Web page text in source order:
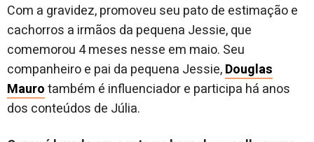
Com a gravidez, promoveu seu pato de estimação e
cachorros a irmãos da pequena Jessie, que
comemorou 4 meses nesse em maio. Seu
companheiro e pai da pequena Jessie,Douglas
Maurotambém é influenciador e participa há anos
dos conteúdos de Júlia.